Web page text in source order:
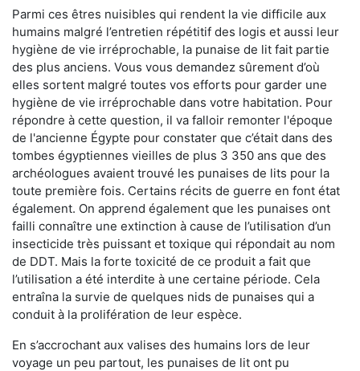
Parmi ces êtres nuisibles qui rendent la vie difficile aux
humains malgré l’entretien répétitif des logis et aussi leur
hygiène de vie irréprochable, la punaise de lit fait partie
des plus anciens. Vous vous demandez sûrement d’où
elles sortent malgré toutes vos efforts pour garder une
hygiène de vie irréprochable dans votre habitation. Pour
répondre à cette question, il va falloir remonter l'époque
de l'ancienne Égypte pour constater que c’était dans des
tombes égyptiennes vieilles de plus 3 350 ans que des
archéologues avaient trouvé les punaises de lits pour la
toute première fois. Certains récits de guerre en font état
également. On apprend également que les punaises ont
failli connaître une extinction à cause de l’utilisation d’un
insecticide très puissant et toxique qui répondait au nom
de DDT. Mais la forte toxicité de ce produit a fait que
l’utilisation a été interdite à une certaine période. Cela
entraîna la survie de quelques nids de punaises qui a
conduit à la prolifération de leur espèce.
En s’accrochant aux valises des humains lors de leur
voyage un peu partout, les punaises de lit ont pu